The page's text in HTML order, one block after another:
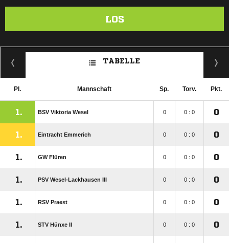
LOS
TABELLE
Pl. Mannschaft Sp. Torv. Pkt.
1. BSV Viktoria Wesel 0 0 : 0 0
1. Eintracht Emmerich 0 0 : 0 0
1. GW Flüren 0 0 : 0 0
1. PSV Wesel-Lackhausen III 0 0 : 0 0
1. RSV Praest 0 0 : 0 0
1. STV Hünxe II 0 0 : 0 0